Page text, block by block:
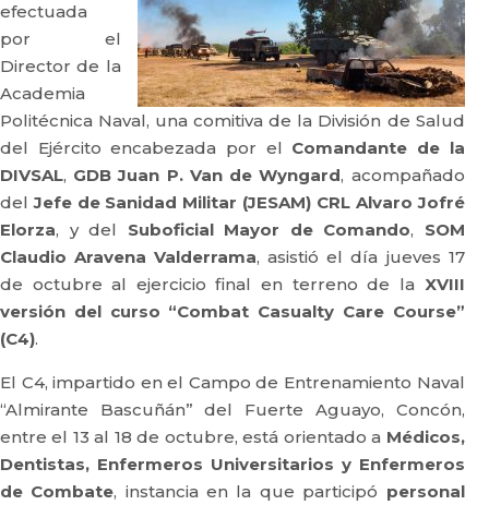
efectuada
por el
Director de la
Academia
Politécnica Naval, una comitiva de la División de Salud
del Ejército encabezada por el Comandante de la
DIVSAL, GDB Juan P. Van de Wyngard, acompañado
delJefe de Sanidad Militar (JESAM) CRL Alvaro Jofré
Elorza, y del Suboficial Mayor de Comando, SOM
Claudio Aravena Valderrama, asistió el día jueves 17
de octubre al ejercicio final en terreno de la XVIII
versión del curso “Combat Casualty Care Course”
(C4).
El C4, impartido en el Campo de Entrenamiento Naval
“Almirante Bascuñán” del Fuerte Aguayo, Concón,
entre el 13 al 18 de octubre, está orientado a Médicos,
Dentistas, Enfermeros Universitarios y Enfermeros
de Combate, instancia en la que participó personal